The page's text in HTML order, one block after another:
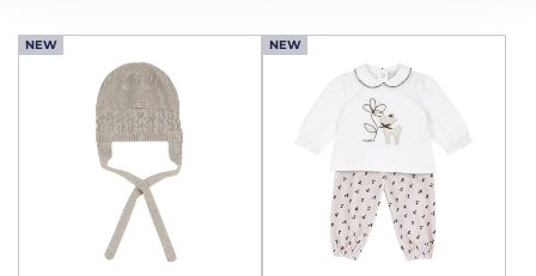
NEW NEW